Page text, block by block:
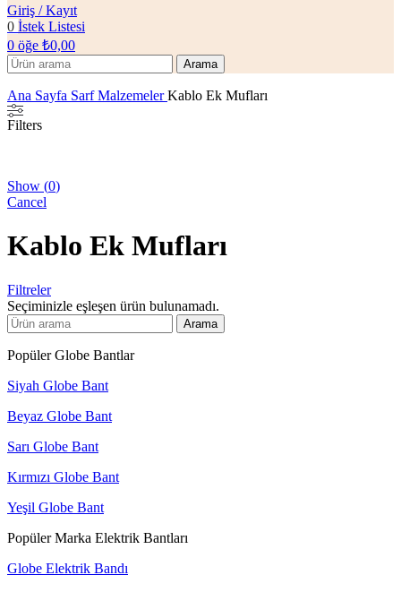
Giriş / Kayıt
0 İstek Listesi
0 öğe ₺0,00
Arama
Ana Sayfa Sarf MalzemelerKablo Ek Mufları
Filters
Show (0)
Cancel
Kablo Ek Mufları
Filtreler
Seçiminizle eşleşen ürün bulunamadı.
Arama
Popüler Globe Bantlar
Siyah Globe Bant
Beyaz Globe Bant
Sarı Globe Bant
Kırmızı Globe Bant
Yeşil Globe Bant
Popüler Marka Elektrik Bantları
Globe Elektrik Bandı